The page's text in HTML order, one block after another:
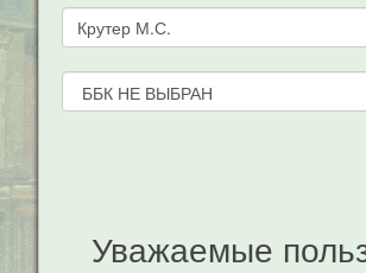
Уважаемые